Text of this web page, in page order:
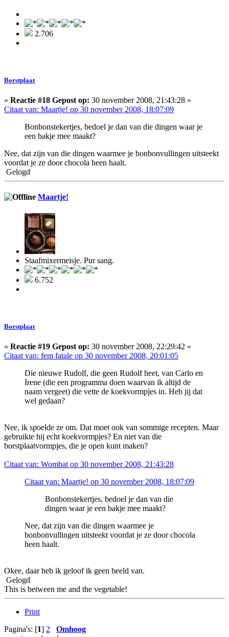
2.706
Borstplaat
« Reactie #18 Gepost op: 30 november 2008, 21:43:28 »
Citaat van: Maartje! op 30 november 2008, 18:07:09
Bonbonstekertjes, bedoel je dan van die dingen waar je
een bakje mee maakt?
Nee, dat zijn van die dingen waarmee je bonbonvullingen uitsteekt
voordat je ze door chocola heen haalt.
Gelogd
Maartje!
Staafmixermeisje. Pur sang.
6.752
Borstplaat
« Reactie #19 Gepost op: 30 november 2008, 22:29:42 »
Citaat van: fem fatale op 30 november 2008, 20:01:05
Die nieuwe Rudolf, die geen Rudolf heet, van Carlo en
Irene (die een programma doen waarvan ik altijd de
naam vergeet) die vette de koekvormpjes in. Heb jij dat
wel gedaan?
Nee, ik spoelde ze om. Dat moet ook van sommige recepten. Maar
gebruikte hij echt koekvormpjes? En niet van die
borstplaatvormpjes, die je open kunt maken?
Citaat van: Wombat op 30 november 2008, 21:43:28
Citaat van: Maartje! op 30 november 2008, 18:07:09
Bonbonstekertjes, bedoel je dan van die
dingen waar je een bakje mee maakt?
Nee, dat zijn van die dingen waarmee je
bonbonvullingen uitsteekt voordat je ze door chocola
heen haalt.
Okee, daar heb ik geloof ik geen beeld van.
Gelogd
This is between me and the vegetable!
Print
Pagina's: [1] 2
Omhoog